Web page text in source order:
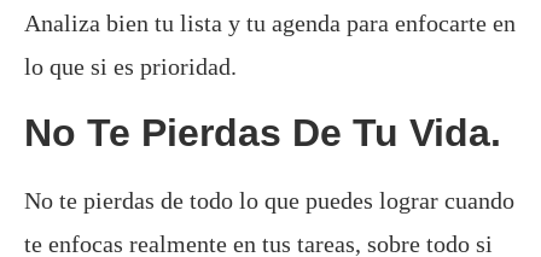
Analiza bien tu lista y tu agenda para enfocarte en
lo que si es prioridad.
No Te Pierdas De Tu Vida.
No te pierdas de todo lo que puedes lograr cuando
te enfocas realmente en tus tareas, sobre todo si